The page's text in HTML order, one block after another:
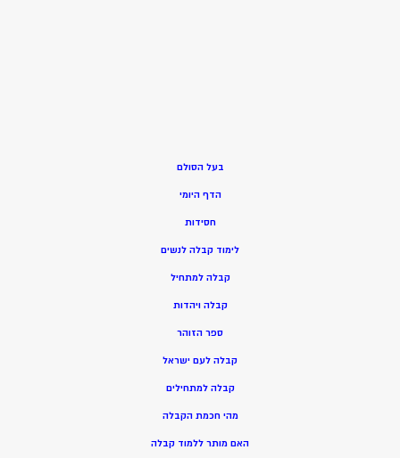
בעל הסולם
הדף היומי
חסידות
לימוד קבלה לנשים
קבלה למתחיל
קבלה ויהדות
ספר הזוהר
קבלה לעם ישראל
קבלה למתחילים
מהי חכמת הקבלה
האם מותר ללמוד קבלה